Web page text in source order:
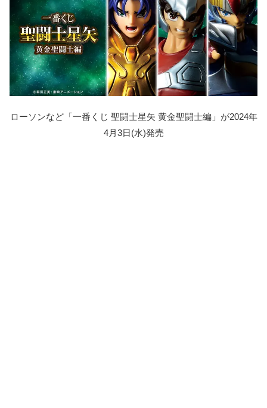
ローソンなど「一番くじ 聖闘士星矢 黄金聖闘士編」が2024年
4月3日(水)発売